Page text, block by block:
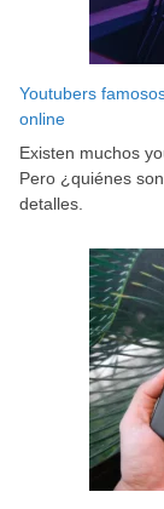
Youtubers
online
Existen muchos
Pero ¿quiénes
detalles.